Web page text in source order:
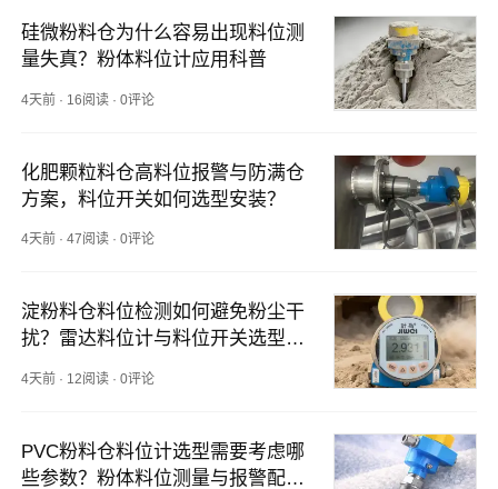
硅微粉料仓为什么容易出现料位测
量失真？粉体料位计应用科普
4天前 · 16阅读 ·0评论
化肥颗粒料仓高料位报警与防满仓
方案，料位开关如何选型安装？
4天前 ·47阅读 ·0评论
淀粉料仓料位检测如何避免粉尘干
扰？雷达料位计与料位开关选型思
4天前 · 12阅读 ·0评论
PVC粉料仓料位计选型需要考虑哪
些参数？粉体料位测量与报警配置